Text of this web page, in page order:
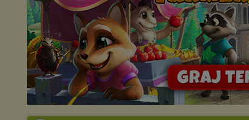
Wyrażenie sprzeciwu spowoduje, że wyświetlana Ci reklama nie
będzie dopasowana do Twoich preferencji, a będzie to reklama
wyświetlona przypadkowo.
Istnieje możliwość zmiany ustawień przeglądarki internetowej w
sposób uniemożliwiający przechowywanie plików cookies na
urządzeniu końcowym. Można również usunąć pliki cookies,
dokonując odpowiednich zmian w ustawieniach przeglądarki
internetowej.
Pełną informację na ten temat znajdziesz pod adresem
http://chomikuj.pl/PolitykaPrywatnosci.aspx.